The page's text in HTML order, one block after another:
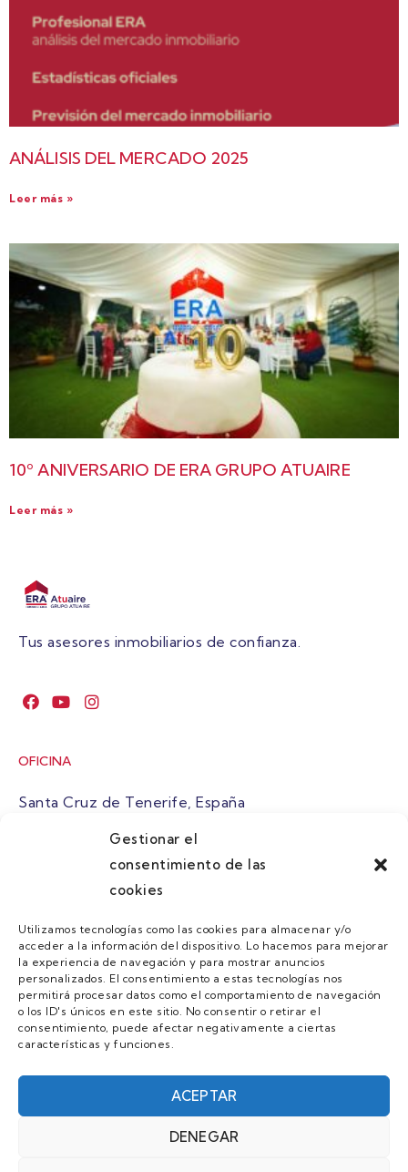
Gestionar el
consentimiento de las
cookies
Utilizamos tecnologías como las cookies para almacenar y/o
acceder a la información del dispositivo. Lo hacemos para mejorar
la experiencia de navegación y para mostrar anuncios
personalizados. El consentimiento a estas tecnologías nos
permitirá procesar datos como el comportamiento de navegación
o los ID's únicos en este sitio. No consentir o retirar el
consentimiento, puede afectar negativamente a ciertas
características y funciones.
ACEPTAR
DENEGAR
ANÁLISIS DEL MERCADO 2025
Leer más »
10º ANIVERSARIO DE ERA GRUPO ATUAIRE
Leer más »
Tus asesores inmobiliarios de confianza.
OFICINA
Santa Cruz de Tenerife, España
atuaire@grupoatuaire.com
+34 638765829
MENU
Quienes Somos
Guias
Contacto
Únete